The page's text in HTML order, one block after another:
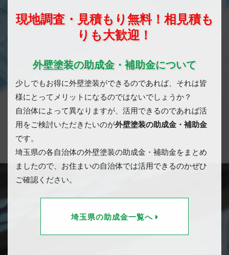
現地調査・見積もり無料！相見積も
りも大歓迎！
外壁塗装の助成金・補助金について
少しでもお得に外壁塗装ができるのであれば、それは皆
様にとってメリットになるのではないでしょうか？
自治体によって異なりますが、活用できるのであれば活
用をご検討いただきたいのが外壁塗装の助成金・補助金
です。
埼玉県の各自治体の外壁塗装の助成金・補助金をまとめ
ましたので、お住まいの自治体では活用できるのかぜひ
ご確認ください。
埼玉県の助成金一覧へ